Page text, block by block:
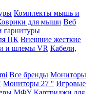
Комплекты мышь и
для мыши Веб
гарнитуры
ПК Внешние жесткие
и шлемы VR Кабели,
Все бренды Мониторы
Мониторы 27 " Игровые
МФУ Картриджи для